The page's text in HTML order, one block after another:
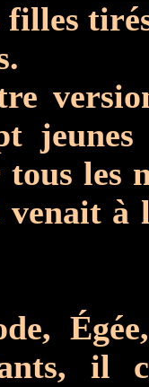
filles
tous les
à
il